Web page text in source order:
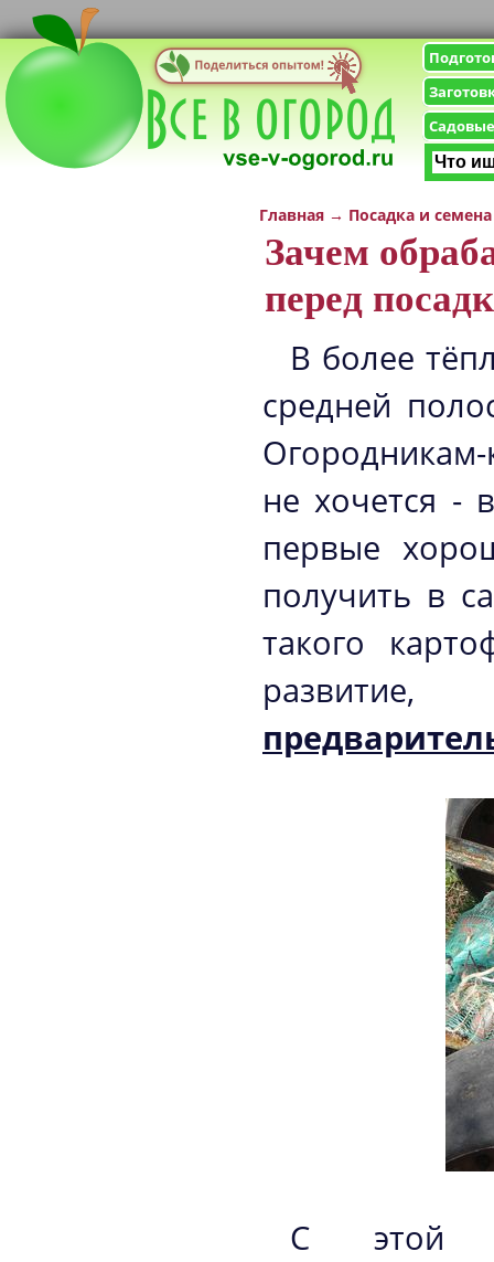
Главная → Посадка и семена
Зачем
перед
В более
средней
не хочется -
первые
получить в
такого
С этой